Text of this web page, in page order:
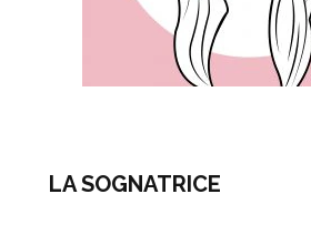
LA SOGNATRICE